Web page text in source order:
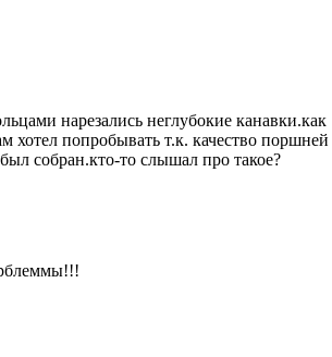
нарезались неглубокие канавки.как
хотел попробывать т.к. качество поршней
собран.кто-то слышал про такое?